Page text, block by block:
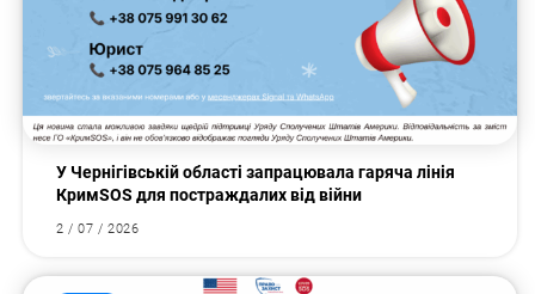
У Чернігівській області запрацювала гаряча лінія
КримSOS для постраждалих від війни
2 / 07 / 2026